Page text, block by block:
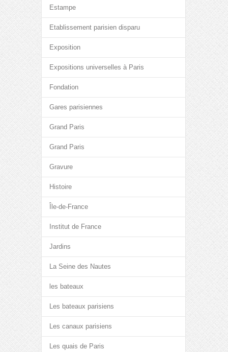
Estampe
Etablissement parisien disparu
Exposition
Expositions universelles à Paris
Fondation
Gares parisiennes
Grand Paris
Grand Paris
Gravure
Histoire
Île-de-France
Institut de France
Jardins
La Seine des Nautes
les bateaux
Les bateaux parisiens
Les canaux parisiens
Les quais de Paris